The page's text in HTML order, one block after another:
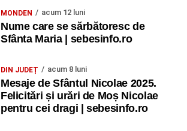
MONDEN acum 12 luni
Nume care se sărbătoresc de
Sfânta Maria | sebesinfo.ro
DIN JUDEȚ acum 8 luni
Mesaje de Sfântul Nicolae 2025.
Felicitări și urări de Moș Nicolae
pentru cei dragi | sebesinfo.ro